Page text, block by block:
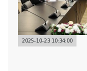
2025-10-23 10:34:00